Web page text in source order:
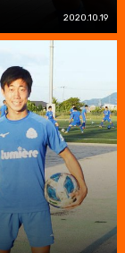
2020.10.19